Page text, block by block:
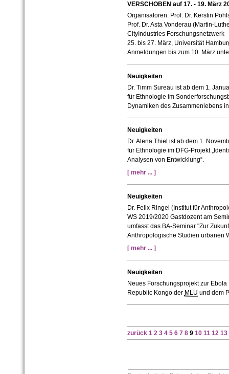
VERSCHOBEN auf 17. - 19. März
Organisatoren: Prof. Dr. Kerstin
Prof. Dr. Asta Vonderau (Martin-
CityIndustries Forschungsnetzwerk
25. bis 27. März, Universität
Anmeldungen bis zum 10. März
Neuigkeiten
Dr. Timm Sureau ist ab dem 1.
für Ethnologie im
Dynamiken des Zusammenlebens
Neuigkeiten
Dr. Alena Thiel ist ab dem 1.
für Ethnologie im DFG-Projekt
Analysen von Entwicklung“.
[ mehr ... ]
Neuigkeiten
Dr. Felix Ringel (Institut für
WS 2019/2020 Gastdozent am
umfasst das BA-Seminar "Zur
Anthropologische Studien urbanen
[ mehr ... ]
Neuigkeiten
Neues Forschungsprojekt zur
Republic Kongo der MLU und dem
zurück 1 2 3 4 5 6 7 89 10 11 12 13